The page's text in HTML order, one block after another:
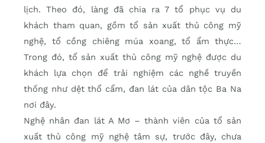
lịch. Theo đó, làng đã chia ra 7 tổ phục vụ du
khách tham quan, gồm tổ sản xuất thủ công mỹ
nghệ, tổ cồng chiêng múa xoang, tổ ẩm thực…
Trong đó, tổ sản xuất thủ công mỹ nghệ được du
khách lựa chọn để trải nghiệm các nghề truyền
thống như dệt thổ cẩm, đan lát của dân tộc Ba Na
nơi đây.
Nghệ nhân đan lát A Mơ – thành viên của tổ sản
xuất thủ công mỹ nghệ tâm sự, trước đây, chưa